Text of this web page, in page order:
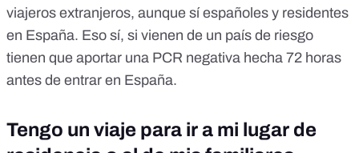
viajeros extranjeros, aunque sí españoles y residentes
en España. Eso sí, si vienen de un país de riesgo
tienen que aportar una PCR negativa hecha 72 horas
antes de entrar en España.
Tengo un viaje para ir a mi lugar de